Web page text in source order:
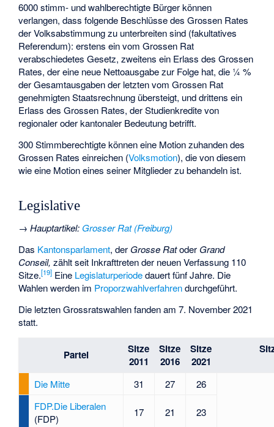
6000 stimm- und wahlberechtigte Bürger können
verlangen, dass folgende Beschlüsse des Grossen Rates
der Volksabstimmung zu unterbreiten sind (fakultatives
Referendum): erstens ein vom Grossen Rat
verabschiedetes Gesetz, zweitens ein Erlass des Grossen
Rates, der eine neue Nettoausgabe zur Folge hat, die ¼ %
der Gesamtausgaben der letzten vom Grossen Rat
genehmigten Staatsrechnung übersteigt, und drittens ein
Erlass des Grossen Rates, der Studienkredite von
regionaler oder kantonaler Bedeutung betrifft.
300 Stimmberechtigte können eine Motion zuhanden des
Grossen Rates einreichen (Volksmotion), die von diesem
wie eine Motion eines seiner Mitglieder zu behandeln ist.
Legislative
→Hauptartikel: Grosser Rat (Freiburg)
Das Kantonsparlament, der Grosse Ratoder Grand
Conseil, zählt seit Inkrafttreten der neuen Verfassung 110
Sitze.[19] Eine Legislaturperiodedauert fünf Jahre. Die
Wahlen werden im Proporzwahlverfahrendurchgeführt.
Die letzten Grossratswahlen fanden am 7. November 2021
statt.
Partei
Sitze
2011
Sitze
2016
Sitze
2021
Die Mitte 31 27
26
FDP.Die Liberalen
(FDP)
17 21 23